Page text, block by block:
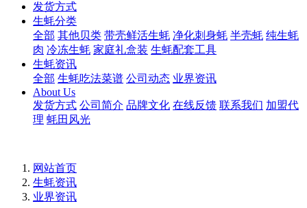
发货方式
生蚝分类
全部 其他贝类 带壳鲜活生蚝 净化刺身蚝 半壳蚝 纯生蚝
肉 冷冻生蚝 家庭礼盒装 生蚝配套工具
生蚝资讯
全部 生蚝吃法菜谱 公司动态 业界资讯
About Us
发货方式 公司简介 品牌文化 在线反馈 联系我们 加盟代
理 蚝田风光
网站首页
生蚝资讯
业界资讯